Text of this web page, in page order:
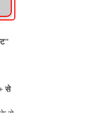
से